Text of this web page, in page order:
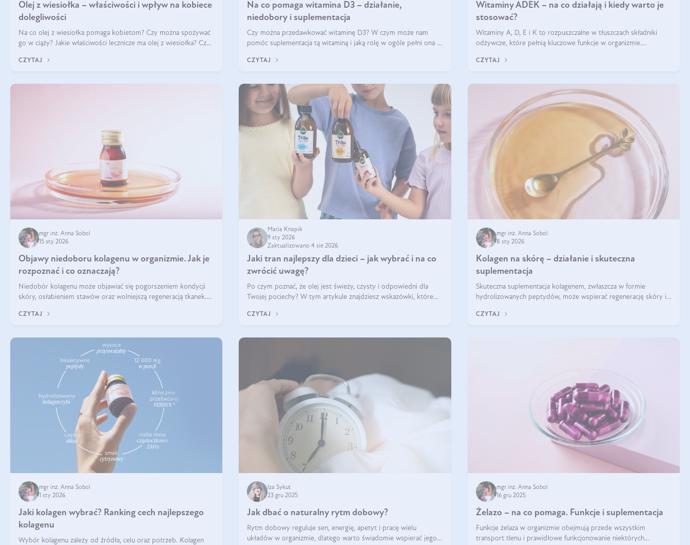
Olej z wiesiołka – właściwości i wpływ na kobiece
dolegliwości
Na co olej z wiesiołka pomaga kobietom? Czy można spożywać
go w ciąży? Jakie właściwości lecznicze ma olej z wiesiołka? Czy
efekty? Jaka jes
CZYTAJ
Na co pomaga witamina D3 – działanie,
niedobory i suplementacja
Czy można przedawkować witaminę D3? W czym może nam
pomóc suplementacja tą witaminą i jaką rolę w ogóle pełni ona w
zalecane jest jesienią i zimą, ale czy wiesz, dlaczego warto to
CZYTAJ
Witaminy ADEK – na co działają i kiedy warto je
stosować?
Witaminy A, D, E i K to rozpuszczalne w tłuszczach składniki
odżywcze, które pełnią kluczowe funkcje w organizmie.
krzepliwość krwi oraz mineralizację kości.
CZYTAJ
mgr inż. Anna Sobol
15 sty 2026
Objawy niedoboru kolagenu w organizmie. Jak je
rozpoznać i co oznaczają?
Niedobór kolagenu może objawiać się pogorszeniem kondycji
skóry, osłabieniem stawów oraz wolniejszą regeneracją tkanek.
skóry, bóle stawów, łamliwość paznokci oraz osłabienie włosów.
CZYTAJ
Maria Knapik
9 sty 2026
Zaktualizowano 4 sie 2026
Jaki tran najlepszy dla dzieci – jak wybrać i na co
zwrócić uwagę?
Po czym poznać, że olej jest świeży, czysty i odpowiedni dla
Twojej pociechy? W tym artykule znajdziesz wskazówki, które
CZYTAJ
mgr inż. Anna Sobol
8 sty 2026
Kolagen na skórę – działanie i skuteczna
suplementacja
Skuteczna suplementacja kolagenem, zwłaszcza w formie
hydrolizowanych peptydów, może wspierać regenerację skóry i
regularnością stosowania.
CZYTAJ
mgr inż. Anna Sobol
1 sty 2026
Jaki kolagen wybrać? Ranking cech najlepszego
kolagenu
Wybór kolagenu zależy od źródła, celu oraz potrzeb. Kolagen
Iza Sykut
23 gru 2025
Jak dbać o naturalny rytm dobowy?
Rytm dobowy reguluje sen, energię, apetyt i pracę wielu
układów w organizmie, dlatego warto świadomie wspierać jego
mgr inż. Anna Sobol
16 gru 2025
Żelazo – na co pomaga. Funkcje i suplementacja
Funkcje żelaza w organizmie obejmują przede wszystkim
transport tlenu i prawidłowe funkcjonowanie niektórych